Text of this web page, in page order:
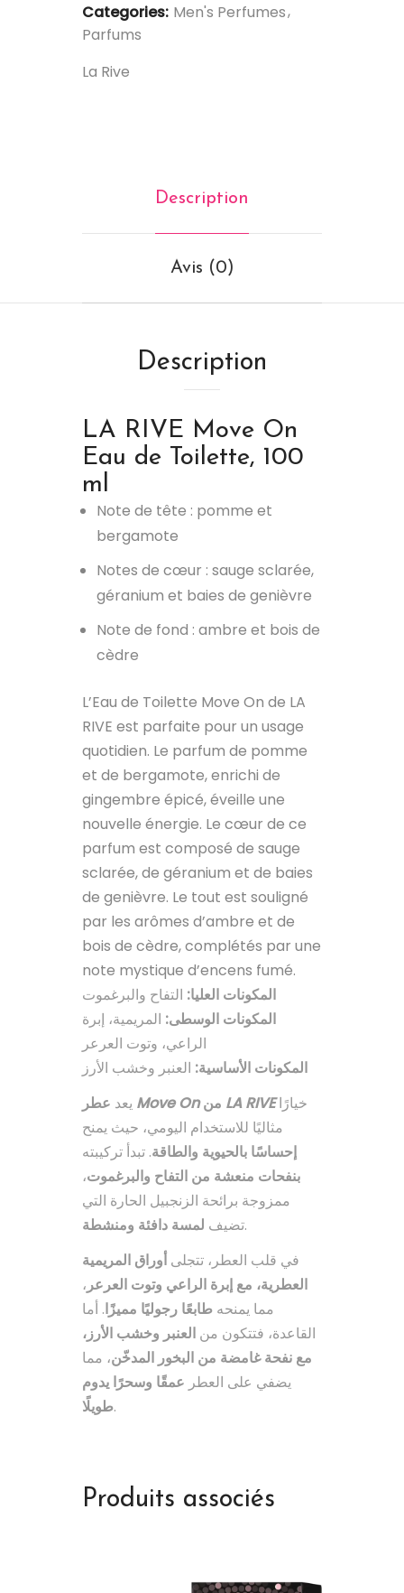
Categories: Men's Perfumes
Parfums
La Rive
Description
Avis (0)
Description
LA RIVE Move On
Eau de Toilette, 100
ml
Note de tête : pomme et
bergamote
Notes de cœur : sauge sclarée,
géranium et baies de genièvre
Note de fond : ambre et bois de
cèdre
L’Eau de Toilette Move On de LA
RIVE est parfaite pour un usage
quotidien. Le parfum de pomme
et de bergamote, enrichi de
gingembre épicé, éveille une
nouvelle énergie. Le cœur de ce
parfum est composé de sauge
sclarée, de géranium et de baies
de genièvre. Le tout est souligné
par les arômes d’ambre et de
bois de cèdre, complétés par une
note mystique d’encens fumé.
المكونات العليا: التفاح والبرغموت
المكونات الوسطى: المريمية، إبرة
الراعي، وتوت العرعر
المكونات الأساسية: العنبر وخشب الأرز
يعد Move On LA RIVEخيارًا
مثاليًا للاستخدام اليومي، حيث يمنح
إحساسًا بالحيوية والطاقة. تبدأ تركيبته
بنفحات منعشة من التفاح والبرغموت،
ممزوجة برائحة الزنجبيل الحارة التي
تضيف لمسة دافئة ومنشطة
.
في قلب العطر، تتجلى أوراق المريمية
العطرية، مع إبرة الراعي وتوت العرعر ،
مما يمنحه طابعًا رجوليًا مميزًا. أما
القاعدة، فتتكون من العنبر وخشب الأرز،
مع نفحة غامضة من البخور المدخّن، مما
يضفي على العطر عمقًا وسحرًا يدوم
طويلًا.
Produits associés